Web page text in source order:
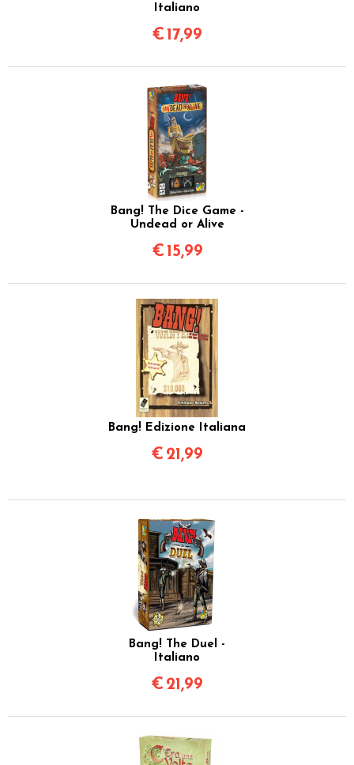
Italiano
€ 17,99
Bang! The Dice Game -
Undead or Alive
€ 15,99
Bang! Edizione Italiana
€ 21,99
Bang! The Duel -
Italiano
€ 21,99